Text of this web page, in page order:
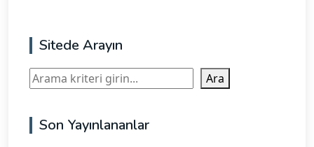
Sitede Arayın
Ara Ara
Son Yayınlananlar